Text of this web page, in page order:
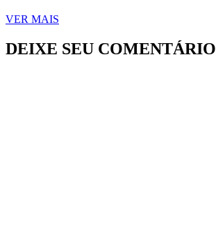
VER MAIS
DEIXE SEU COMENTÁRIO